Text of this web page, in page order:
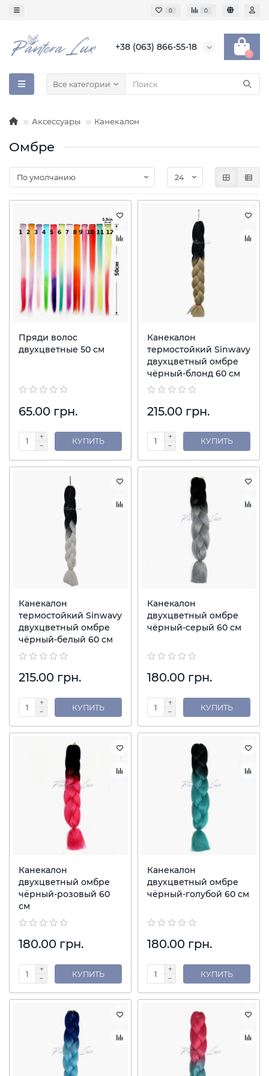
0 0
+38 (063) 866-55-18
0
Все категории
Аксессуары Канекалон
Омбре
Пряди волос
двухцветные 50 см
65.00 грн.
КУПИТЬ
Канекалон
термостойкий Sinwavy
двухцветный омбре
чёрный-блонд 60 см
215.00 грн.
КУПИТЬ
Канекалон
термостойкий Sinwavy
двухцветный омбре
чёрный-белый 60 см
215.00 грн.
КУПИТЬ
Канекалон
двухцветный омбре
чёрный-серый 60 см
180.00 грн.
КУПИТЬ
Канекалон
двухцветный омбре
чёрный-розовый 60
см
180.00 грн.
КУПИТЬ
Канекалон
двухцветный омбре
чёрный-голубой 60 см
180.00 грн.
КУПИТЬ